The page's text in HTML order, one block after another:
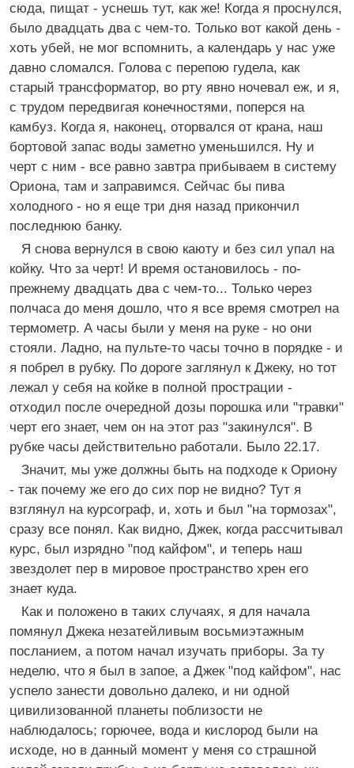
сюда, пищат - уснешь тут, как же! Когда я проснулся,
было двадцать два с чем-то. Только вот какой день -
хоть убей, не мог вспомнить, а календарь у нас уже
давно сломался. Голова с перепою гудела, как
старый трансформатор, во рту явно ночевал еж, и я,
с трудом передвигая конечностями, поперся на
камбуз. Когда я, наконец, оторвался от крана, наш
бортовой запас воды заметно уменьшился. Ну и
черт с ним - все равно завтра прибываем в систему
Ориона, там и заправимся. Сейчас бы пива
холодного - но я еще три дня назад прикончил
последнюю банку.
Я снова вернулся в свою каюту и без сил упал на
койку. Что за черт! И время остановилось - по-
прежнему двадцать два с чем-то... Только через
полчаса до меня дошло, что я все время смотрел на
термометр. А часы были у меня на руке - но они
стояли. Ладно, на пульте-то часы точно в порядке - и
я побрел в рубку. По дороге заглянул к Джеку, но тот
лежал у себя на койке в полной прострации -
отходил после очередной дозы порошка или "травки"
черт его знает, чем он на этот раз "закинулся". В
рубке часы действительно работали. Было 22.17.
Значит, мы уже должны быть на подходе к Ориону
- так почему же его до сих пор не видно? Тут я
взглянул на курсограф, и, хоть и был "на тормозах",
сразу все понял. Как видно, Джек, когда рассчитывал
курс, был изрядно "под кайфом", и теперь наш
звездолет пер в мировое пространство хрен его
знает куда.
Как и положено в таких случаях, я для начала
помянул Джека незатейливым восьмиэтажным
посланием, а потом начал изучать приборы. За ту
неделю, что я был в запое, а Джек "под кайфом", нас
успело занести довольно далеко, и ни одной
цивилизованной планеты поблизости не
наблюдалось; горючее, вода и кислород были на
исходе, но в данный момент у меня со страшной